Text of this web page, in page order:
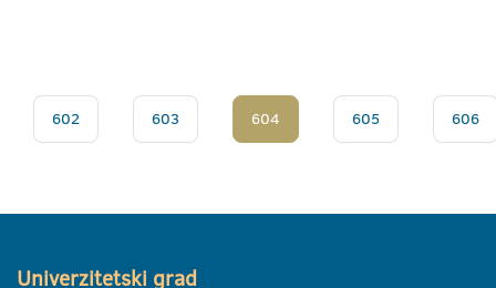
602 603 604 605 606
Univerzitetski grad